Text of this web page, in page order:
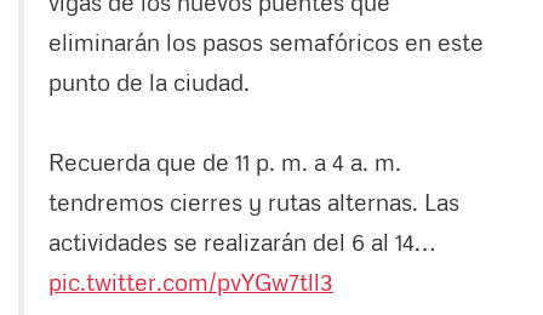
eliminarán los pasos semafóricos en este
punto de la ciudad.
Recuerda que de 11 p. m. a 4 a. m.
tendremos cierres y rutas alternas. Las
actividades se realizarán del 6 al 14…
pic.twitter.com/pvYGw7tll3